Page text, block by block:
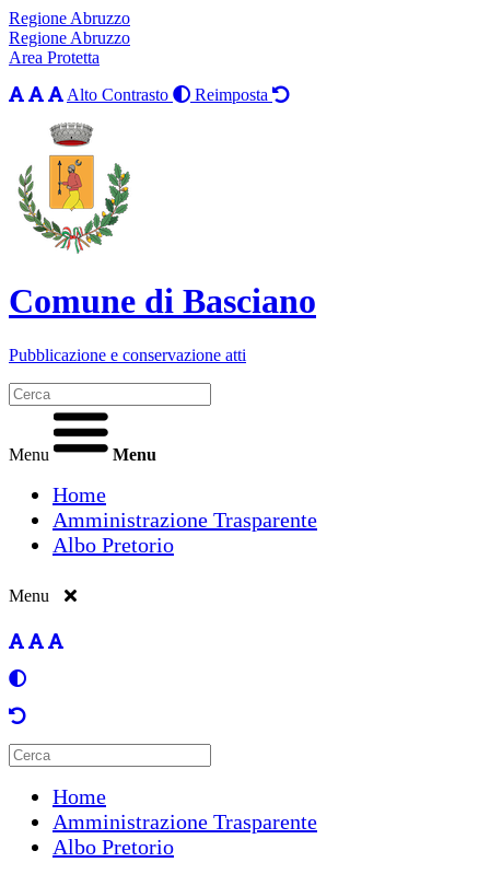
Regione Abruzzo
Regione Abruzzo
Area Protetta
Alto Contrasto
Reimposta
Comune di Basciano
Pubblicazione e conservazione atti
Menu Menu
Home
Amministrazione Trasparente
Albo Pretorio
Menu
Home
Amministrazione Trasparente
Albo Pretorio